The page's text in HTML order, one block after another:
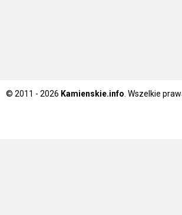
© 2011 - 2026 Kamienskie.info . Wszelkie